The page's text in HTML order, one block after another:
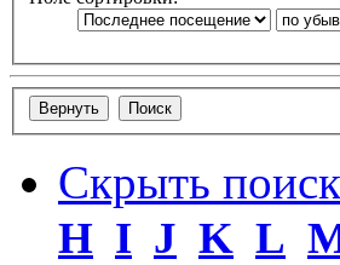
Скрыть
H I J K L